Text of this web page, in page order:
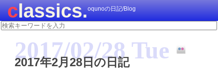
classics.oqunoの日記/Blog
2017/02/28 Tue
2017年2月28日の日記